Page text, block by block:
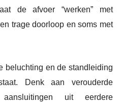
de afvoer “werken” met
trage doorloop en soms met
beluchting en de standleiding
Denk aan verouderde
aansluitingen uit eerdere